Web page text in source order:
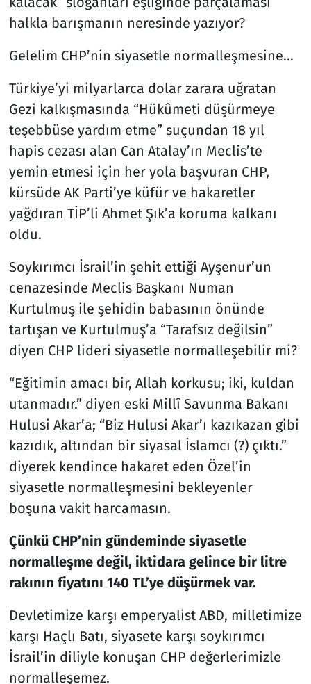
halkla barışmanın neresinde yazıyor?
Gelelim CHP’nin siyasetle normalleşmesine…
Türkiye’yi milyarlarca dolar zarara uğratan
Gezi kalkışmasında “Hükûmeti düşürmeye
teşebbüse yardım etme” suçundan 18 yıl
hapis cezası alan Can Atalay’ın Meclis’te
yemin etmesi için her yola başvuran CHP,
kürsüde AK Parti’ye küfür ve hakaretler
yağdıran TİP’li Ahmet Şık’a koruma kalkanı
oldu.
Soykırımcı İsrail’in şehit ettiği Ayşenur’un
cenazesinde Meclis Başkanı Numan
Kurtulmuş ile şehidin babasının önünde
tartışan ve Kurtulmuş’a “Tarafsız değilsin”
diyen CHP lideri siyasetle normalleşebilir mi?
“Eğitimin amacı bir, Allah korkusu; iki, kuldan
utanmadır.” diyen eski Millî Savunma Bakanı
Hulusi Akar’a; “Biz Hulusi Akar’ı kazıkazan gibi
kazıdık, altından bir siyasal İslamcı (?) çıktı.”
diyerek kendince hakaret eden Özel’in
siyasetle normalleşmesini bekleyenler
boşuna vakit harcamasın.
Çünkü CHP’nin gündeminde siyasetle
normalleşme değil, iktidara gelince bir litre
rakının fiyatını 140 TL’ye düşürmek var.
Devletimize karşı emperyalist ABD, milletimize
karşı Haçlı Batı, siyasete karşı soykırımcı
İsrail’in diliyle konuşan CHP değerlerimizle
normalleşemez.